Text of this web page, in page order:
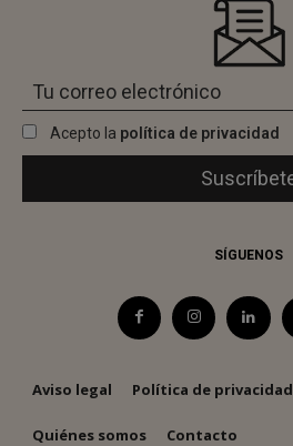
Acepto la política de privacidad
SÍGUENOS
Aviso legal Política de privacidad
Quiénes somos Contacto